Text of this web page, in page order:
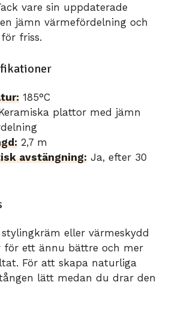
vare sin uppdaterade
jämn värmefördelning och
friss.
185°C
plattor med jämn
2,7 m
avstängning: Ja, efter 30
eller värmeskydd
för ett ännu bättre och mer
För att skapa naturliga
lätt medan du drar den